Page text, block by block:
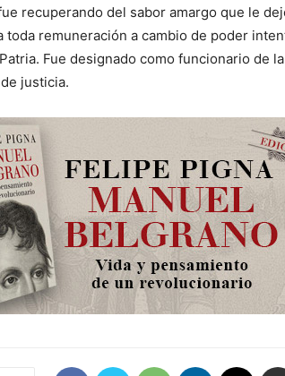
recuperando del sabor amargo que le
toda remuneración a cambio de poder
Fue designado como funcionario de
justicia.